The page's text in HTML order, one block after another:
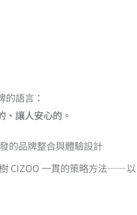
語言：
、讓人安心的。
的品牌整合與體驗設計
CIZOO 一貫的策略方法——以